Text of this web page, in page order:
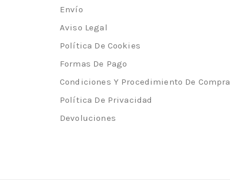
Envío
Aviso Legal
Política De Cookies
Formas De Pago
Condiciones Y Procedimiento De Compra
Política De Privacidad
Devoluciones